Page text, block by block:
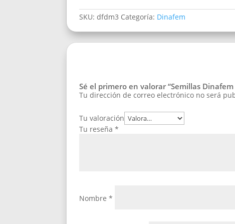
SKU: dfdm3 Categoría: Dinafem
Sé el primero en valorar “Semillas
Tu dirección de correo electrónico no será
Tu valoración
Tu reseña *
Nombre *